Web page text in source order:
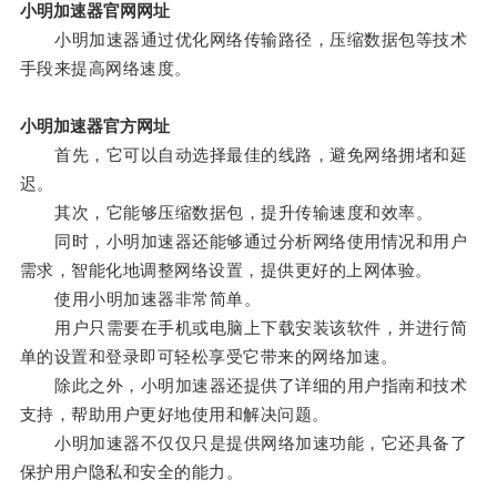
小明加速器官网网址
小明加速器通过优化网络传输路径，压缩数据包等技术
手段来提高网络速度。
小明加速器官方网址
首先，它可以自动选择最佳的线路，避免网络拥堵和延
迟。
其次，它能够压缩数据包，提升传输速度和效率。
同时，小明加速器还能够通过分析网络使用情况和用户
需求，智能化地调整网络设置，提供更好的上网体验。
使用小明加速器非常简单。
用户只需要在手机或电脑上下载安装该软件，并进行简
单的设置和登录即可轻松享受它带来的网络加速。
除此之外，小明加速器还提供了详细的用户指南和技术
支持，帮助用户更好地使用和解决问题。
小明加速器不仅仅只是提供网络加速功能，它还具备了
保护用户隐私和安全的能力。